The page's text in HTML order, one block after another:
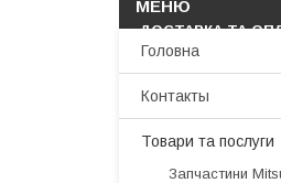
ДОСТАВКА ТА
Головна
Контакты
Товари та послуги
Запчастини